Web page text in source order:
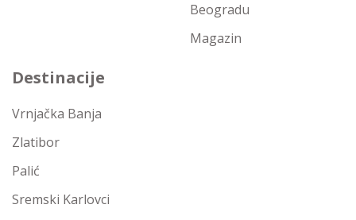
Beogradu
Magazin
Destinacije
Vrnjačka Banja
Zlatibor
Palić
Sremski Karlovci